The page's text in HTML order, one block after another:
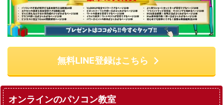
無料LINE登録はこちら
オンラインのパソコン教室